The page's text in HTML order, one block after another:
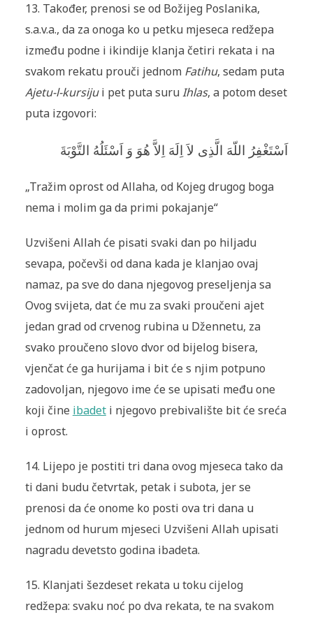
13. Također, prenosi se od Božijeg Poslanika,
s.a.v.a., da za onoga ko u petku mjeseca redžepa
između podne i ikindije klanja četiri rekata i na
svakom rekatu prouči jednom Fatihu, sedam puta
Ajetu-l-kursijui pet puta suruIhlas, a potom deset
puta izgovori:
اَسْتَغْفِرُ اللّهَ الَّذِى لاَ اِلَهَ اِلاَّ هُوَ وَ اَسْئَلُهُ التَّوْبَةَ
„Tražim oprost od Allaha, od Kojeg drugog boga
nema i molim ga da primi pokajanje“
Uzvišeni Allah će pisati svaki dan po hiljadu
sevapa, počevši od dana kada je klanjao ovaj
namaz, pa sve do dana njegovog preseljenja sa
Ovog svijeta, dat će mu za svaki proučeni ajet
jedan grad od crvenog rubina u Džennetu, za
svako proučeno slovo dvor od bijelog bisera,
vjenčat će ga hurijama i bit će s njim potpuno
zadovoljan, njegovo ime će se upisati među one
koji čine ibadeti njegovo prebivalište bit će sreća
i oprost.
14. Lijepo je postiti tri dana ovog mjeseca tako da
ti dani budu četvrtak, petak i subota, jer se
prenosi da će onome ko posti ova tri dana u
jednom od hurum mjeseci Uzvišeni Allah upisati
nagradu devetsto godina ibadeta.
15. Klanjati šezdeset rekata u toku cijelog
redžepa: svaku noć po dva rekata, te na svakom